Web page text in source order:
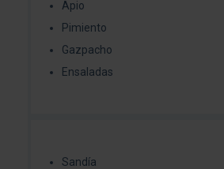
Apio
Pimiento
Gazpacho
Ensaladas
Sandía